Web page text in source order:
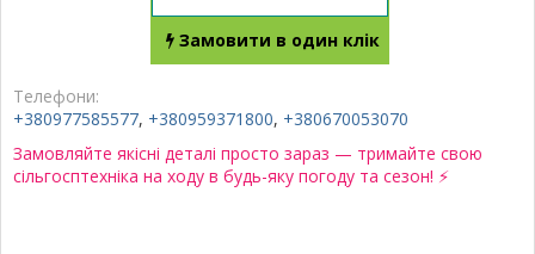
Замовити в один клік
Телефони:
+380977585577, +380959371800, +380670053070
Замовляйте якісні деталі просто зараз — тримайте свою
сільгосптехніка на ходу в будь-яку погоду та сезон! ⚡